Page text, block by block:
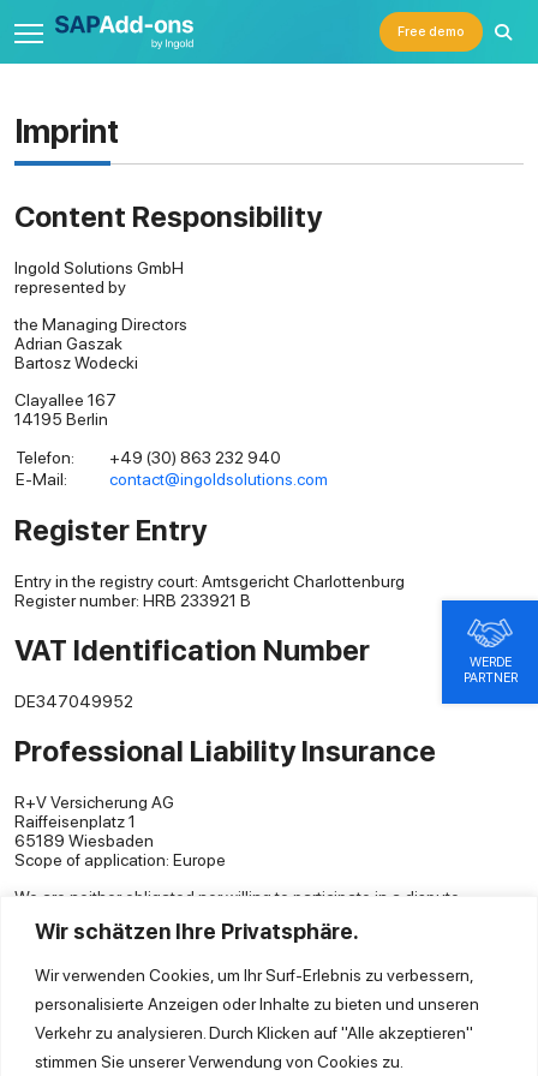
Wir schätzen Ihre Privatsphäre.
Wir verwenden Cookies, um Ihr Surf-Erlebnis zu verbessern,
personalisierte Anzeigen oder Inhalte zu bieten und unseren
Verkehr zu analysieren. Durch Klicken auf "Alle akzeptieren"
stimmen Sie unserer Verwendung von Cookies zu.
Free demo
Imprint
Content Responsibility
Ingold Solutions GmbH
represented by
the Managing Directors
Adrian Gaszak
Bartosz Wodecki
Clayallee 167
14195 Berlin
Telefon:
+49 (30) 863 232 940
E-Mail:
contact@ingoldsolutions.com
Register Entry
Entry in the registry court: Amtsgericht Charlottenburg
Register number: HRB 233921 B
VAT Identification Number
DE347049952
Professional Liability Insurance
R+V Versicherung AG
Raiffeisenplatz 1
65189 Wiesbaden
Scope of application: Europe
We are neither obligated nor willing to participate in a dispute
WERDE
PARTNER